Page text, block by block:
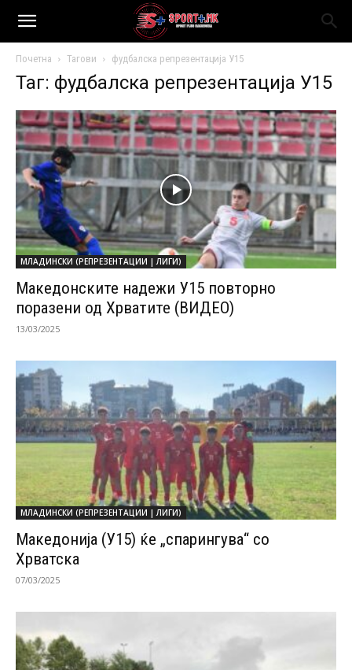
Почетна Тагови фудбалска репрезентација У15
Таг: фудбалска репрезентација У15
МЛАДИНСКИ (РЕПРЕЗЕНТАЦИИ | ЛИГИ)
Македонските надежи У15 повторно
поразени од Хрватите (ВИДЕО)
13/03/2025
МЛАДИНСКИ (РЕПРЕЗЕНТАЦИИ | ЛИГИ)
Македонија (У15) ќе „спарингува“ со
Хрватска
07/03/2025